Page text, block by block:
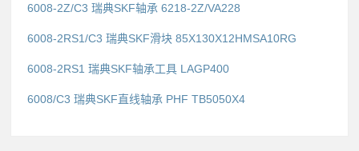
6008-2Z/C3 瑞典SKF轴承 6218-2Z/VA228
6008-2RS1/C3 瑞典SKF滑块 85X130X12HMSA10RG
6008-2RS1 瑞典SKF轴承工具 LAGP400
6008/C3 瑞典SKF直线轴承 PHF TB5050X4